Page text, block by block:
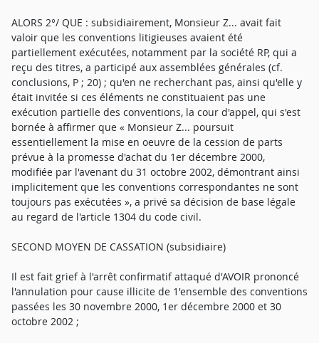
ALORS 2°/ QUE : subsidiairement, Monsieur Z... avait fait
valoir que les conventions litigieuses avaient été
partiellement exécutées, notamment par la société RP, qui a
reçu des titres, a participé aux assemblées générales (cf.
conclusions, P ; 20) ; qu'en ne recherchant pas, ainsi qu'elle y
était invitée si ces éléments ne constituaient pas une
exécution partielle des conventions, la cour d'appel, qui s'est
bornée à affirmer que « Monsieur Z... poursuit
essentiellement la mise en oeuvre de la cession de parts
prévue à la promesse d'achat du 1er décembre 2000,
modifiée par l'avenant du 31 octobre 2002, démontrant ainsi
implicitement que les conventions correspondantes ne sont
toujours pas exécutées », a privé sa décision de base légale
au regard de l'article 1304 du code civil.
SECOND MOYEN DE CASSATION (subsidiaire)
Il est fait grief à l'arrêt confirmatif attaqué d'AVOIR prononcé
l'annulation pour cause illicite de 1'ensemble des conventions
passées les 30 novembre 2000, 1er décembre 2000 et 30
octobre 2002 ;